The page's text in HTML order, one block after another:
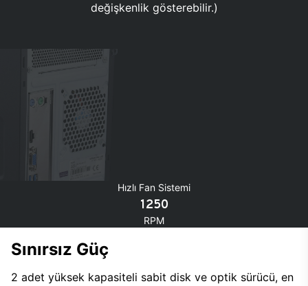
değişkenlik gösterebilir.)
Hızlı Fan Sistemi
1250
RPM
Sınırsız Güç
2 adet yüksek kapasiteli sabit disk ve optik sürücü, en